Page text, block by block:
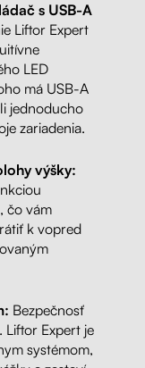
s USB-A
Liftor Expert
LED
má USB-A
jednoducho
zariadenia.
výšky:
čo vám
k vopred
Bezpečnosť
Liftor Expert je
systémom,